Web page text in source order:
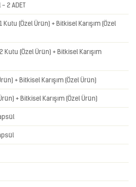
2 ADET
(Özel Ürün) + Bitkisel Karışım (Özel
Kutu (Özel Ürün) + Bitkisel Karışım
+ Bitkisel Karışım (Özel Ürün)
+ Bitkisel Karışım (Özel Ürün)